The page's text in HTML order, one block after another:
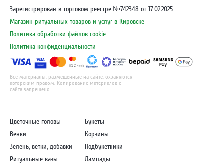
Зарегистрирован в торговом реестре №742348 от 17.02.2025
Магазин ритуальных товаров и услуг в Кировске
Политика обработки файлов cookie
Политика конфиденциальности
Все материалы, размещенные на сайте, охраняются
авторским правом. Копирование материалов с
сайта запрещено.
Цветочные головы
Букеты
Венки
Корзины
Зелень, ветки, добавки
Подбукетники
Ритуальные вазы
Лампады